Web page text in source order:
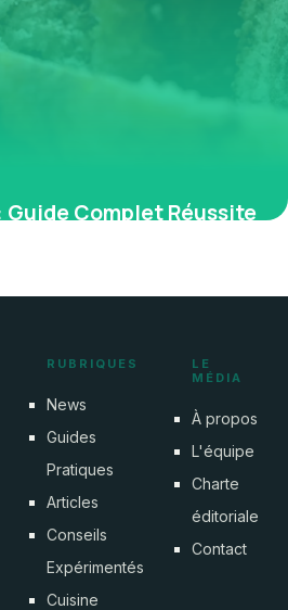
Guide Complet Réussite
RUBRIQUES
News
Guides
Pratiques
Articles
Conseils
Expérimentés
Cuisine
LE
MÉDIA
À propos
L'équipe
Charte
éditoriale
Contact